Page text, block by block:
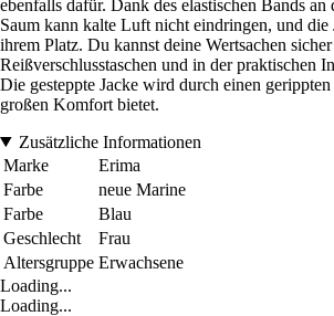
ebenfalls dafür. Dank des elastischen Bands
Saum kann kalte Luft nicht eindringen, und die
ihrem Platz. Du kannst deine Wertsachen
Reißverschlusstaschen und in der praktischen
Die gesteppte Jacke wird durch einen
großen Komfort bietet.
Zusätzliche Informationen
Marke
Erima
Farbe
neue Marine
Farbe
Blau
Geschlecht
Frau
Altersgruppe Erwachsene
Loading...
Loading...